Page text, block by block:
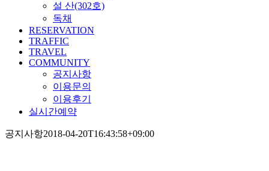
설 산(302호)
독채
RESERVATION
TRAFFIC
TRAVEL
COMMUNITY
공지사항
이용문의
이용후기
실시간예약
공지사항2018-04-20T16:43:58+09:00